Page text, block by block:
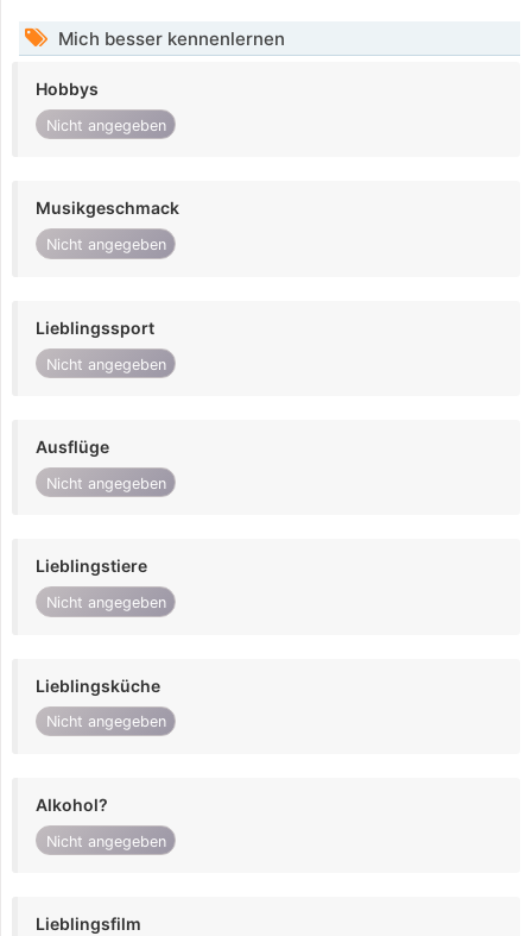
Mich besser kennenlernen
Hobbys
Nicht angegeben
Musikgeschmack
Nicht angegeben
Lieblingssport
Nicht angegeben
Ausflüge
Nicht angegeben
Lieblingstiere
Nicht angegeben
Lieblingsküche
Nicht angegeben
Alkohol?
Nicht angegeben
Lieblingsfilm